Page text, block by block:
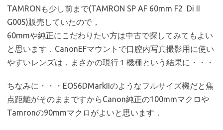
TAMRONも少し前まで(TAMRON SP AF 60mm F2 Di II
G005)販売していたので，
60mmや純正にこだわりたい方は中古で探してみてもよい
と思います．CanonEFマウントで口腔内写真撮影用に使い
やすいレンズは，まさかの現行１機種という結果に・・・
ちなみに・・・EOS6DMarkIIのようなフルサイズ機だと焦
点距離がそのままですからCanon純正の100mmマクロや
Tamronの90mmマクロがよいと思います．